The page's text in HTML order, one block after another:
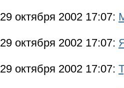
29 октября 2002 17:07:
29 октября 2002 17:07:
29 октября 2002 17:07: